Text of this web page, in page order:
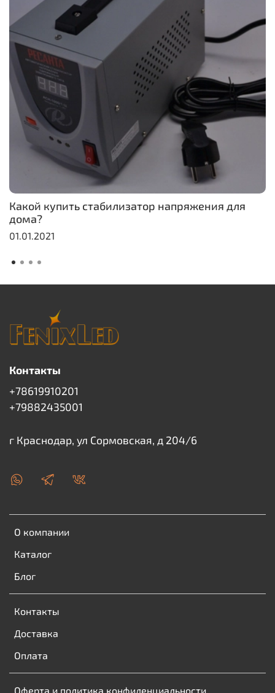
Какой купить стабилизатор напряжения для
дома?
01.01.2021
О компании
Каталог
Блог
Контакты
Доставка
Оплата
Оферта и политика конфиденциальности
Контакты
+78619910201
+79882435001
г Краснодар, ул Сормовская, д 204/6